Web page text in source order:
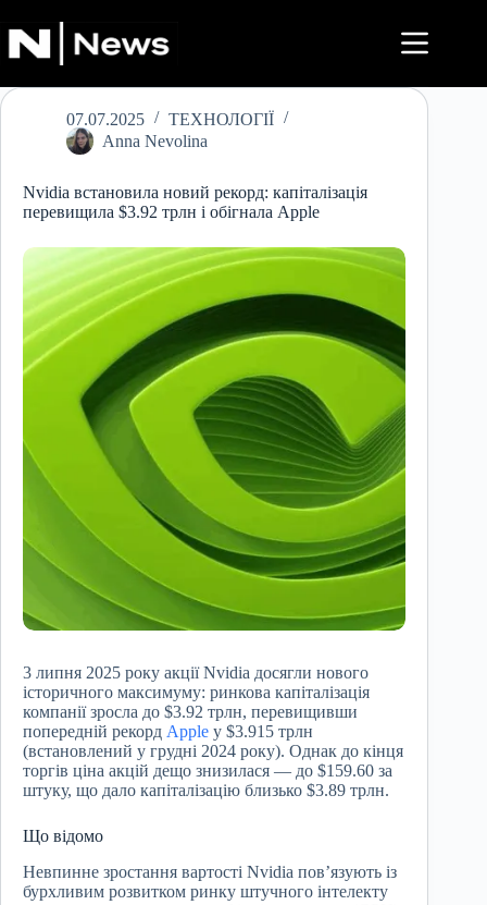
до
вмісту
07.07.2025
ТЕХНОЛОГІЇ
Anna Nevolina
Nvidia встановила новий рекорд: капіталізація
перевищила $3.92 трлн і обігнала Apple
3 липня 2025 року акції Nvidia досягли нового
історичного максимуму: ринкова капіталізація
компанії зросла до $3.92 трлн, перевищивши
попередній рекорд Apple у $3.915 трлн
(встановлений у грудні 2024 року). Однак до кінця
торгів ціна акцій дещо знизилася — до $159.60 за
штуку, що дало капіталізацію близько $3.89 трлн.
Що відомо
Невпинне зростання вартості Nvidia пов’язують із
бурхливим розвитком ринку штучного інтелекту